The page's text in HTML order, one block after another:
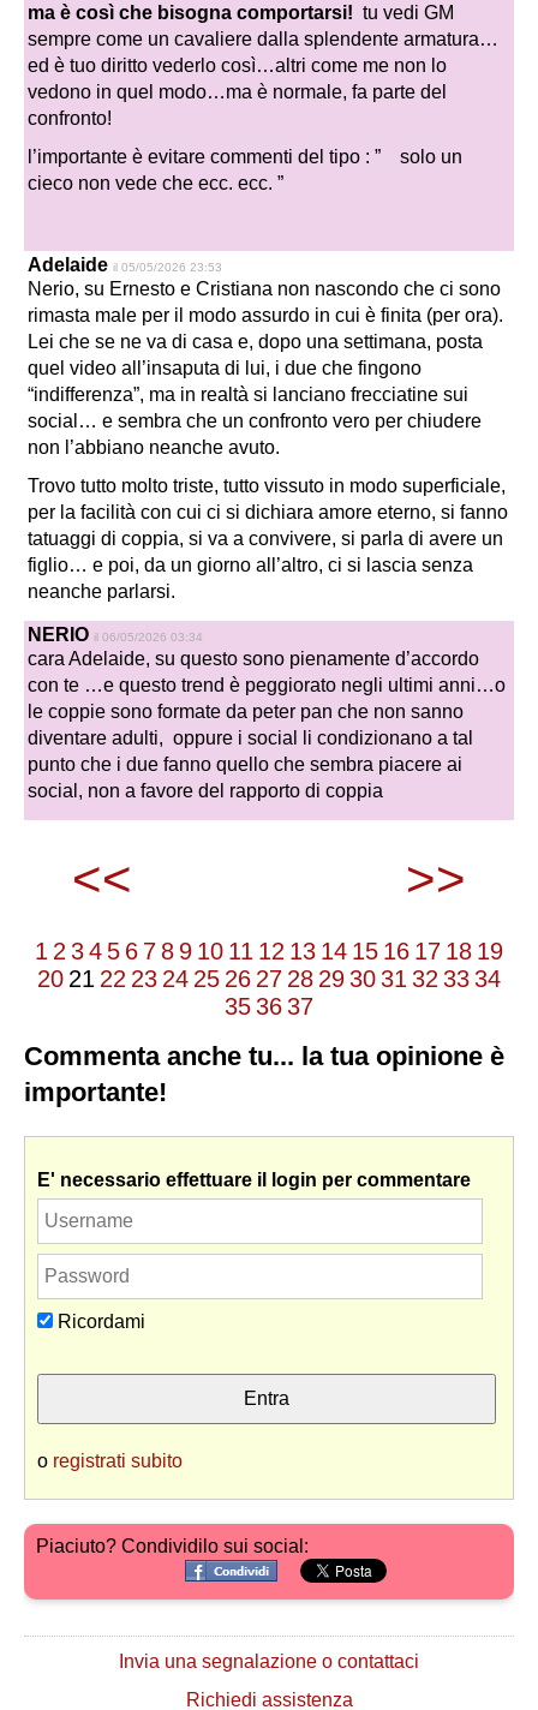
ma è così che bisogna comportarsi! tu vedi GM
sempre come un cavaliere dalla splendente armatura…
ed è tuo diritto vederlo così…altri come me non lo
vedono in quel modo…ma è normale, fa parte del
confronto!
l’importante è evitare commenti del tipo : ” solo un
cieco non vede che ecc. ecc. ”
Adelaide il 05/05/2026 23:53
Nerio, su Ernesto e Cristiana non nascondo che ci sono
rimasta male per il modo assurdo in cui è finita (per ora).
Lei che se ne va di casa e, dopo una settimana, posta
quel video all’insaputa di lui, i due che fingono
“indifferenza”, ma in realtà si lanciano frecciatine sui
social… e sembra che un confronto vero per chiudere
non l’abbiano neanche avuto.
Trovo tutto molto triste, tutto vissuto in modo superficiale,
per la facilità con cui ci si dichiara amore eterno, si fanno
tatuaggi di coppia, si va a convivere, si parla di avere un
figlio… e poi, da un giorno all’altro, ci si lascia senza
neanche parlarsi.
NERIO il 06/05/2026 03:34
cara Adelaide, su questo sono pienamente d’accordo
con te …e questo trend è peggiorato negli ultimi anni…o
le coppie sono formate da peter pan che non sanno
diventare adulti, oppure i social li condizionano a tal
punto che i due fanno quello che sembra piacere ai
social, non a favore del rapporto di coppia
<< >>
1 2 34 5 6 7 8 9 10 11 12 13 14 15 16 17 18 19
20 21 22 23 24 25 26 27 28 29 30 31 32 33 34
35 36 37
Commenta anche tu... la tua opinione è
importante!
E' necessario effettuare il login per commentare
Ricordami
o registrati subito
Piaciuto? Condividilo sui social:
Invia una segnalazione o contattaci
Richiedi assistenza